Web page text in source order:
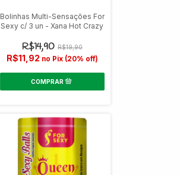
Bolinhas Multi-Sensações For
Sexy c/ 3 un - Xana Hot Crazy
R$14,90 R$19,90
R$11,92 no Pix (20% off)